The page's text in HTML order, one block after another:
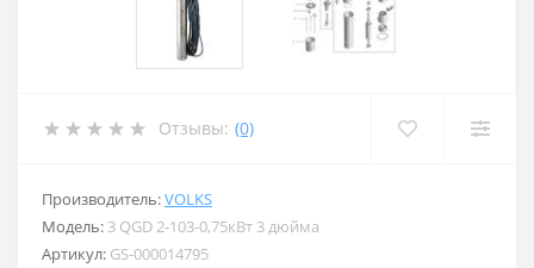
Отзывы: (0)
Производитель:VOLKS
Модель: 3 QGD 2-103-0,75кВт 3 дюйма
Артикул: GS-000014795